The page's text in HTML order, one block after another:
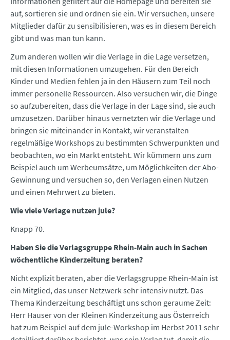
auf, sortieren sie und ordnen sie ein. Wir versuchen, unsere
Mitglieder dafür zu sensibilisieren, was es in diesem Bereich
gibt und was man tun kann.
Zum anderen wollen wir die Verlage in die Lage versetzen,
mit diesen Informationen umzugehen. Für den Bereich
Kinder und Medien fehlen ja in den Häusern zum Teil noch
immer personelle Ressourcen. Also versuchen wir, die Dinge
so aufzubereiten, dass die Verlage in der Lage sind, sie auch
umzusetzen. Darüber hinaus vernetzten wir die Verlage und
bringen sie miteinander in Kontakt, wir veranstalten
regelmäßige Workshops zu bestimmten Schwerpunkten und
beobachten, wo ein Markt entsteht. Wir kümmern uns zum
Beispiel auch um Werbeumsätze, um Möglichkeiten der Abo-
Gewinnung und versuchen so, den Verlagen einen Nutzen
und einen Mehrwert zu bieten.
Wie viele Verlage nutzen jule?
Knapp 70.
Haben Sie die Verlagsgruppe Rhein-Main auch in Sachen
wöchentliche Kinderzeitung beraten?
Nicht explizit beraten, aber die Verlagsgruppe Rhein-Main ist
ein Mitglied, das unser Netzwerk sehr intensiv nutzt. Das
Thema Kinderzeitung beschäftigt uns schon geraume Zeit:
Herr Hauser von der Kleinen Kinderzeitung aus Österreich
hat zum Beispiel auf dem jule-Workshop im Herbst 2011 sehr